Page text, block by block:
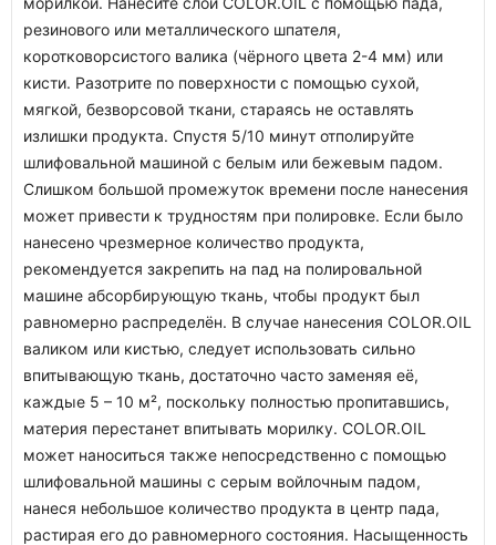
резинового или металлического шпателя,
коротковорсистого валика (чёрного цвета 2-4 мм) или
кисти. Разотрите по поверхности с помощью сухой,
мягкой, безворсовой ткани, стараясь не оставлять
излишки продукта. Спустя 5/10 минут отполируйте
шлифовальной машиной с белым или бежевым падом.
Слишком большой промежуток времени после нанесения
может привести к трудностям при полировке. Если было
нанесено чрезмерное количество продукта,
рекомендуется закрепить на пад на полировальной
машине абсорбирующую ткань, чтобы продукт был
равномерно распределён. В случае нанесения COLOR.OIL
валиком или кистью, следует использовать сильно
впитывающую ткань, достаточно часто заменяя её,
каждые 5 – 10 м², поскольку полностью пропитавшись,
материя перестанет впитывать морилку. COLOR.OIL
может наноситься также непосредственно с помощью
шлифовальной машины с серым войлочным падом,
нанеся небольшое количество продукта в центр пада,
растирая его до равномерного состояния. Насыщенность